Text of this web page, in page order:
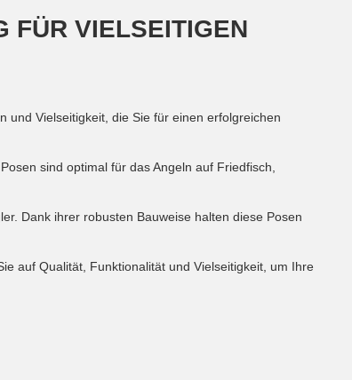
FÜR VIELSEITIGEN
und Vielseitigkeit, die Sie für einen erfolgreichen
sind optimal für das Angeln auf Friedfisch,
Dank ihrer robusten Bauweise halten diese Posen
auf Qualität, Funktionalität und Vielseitigkeit, um Ihre